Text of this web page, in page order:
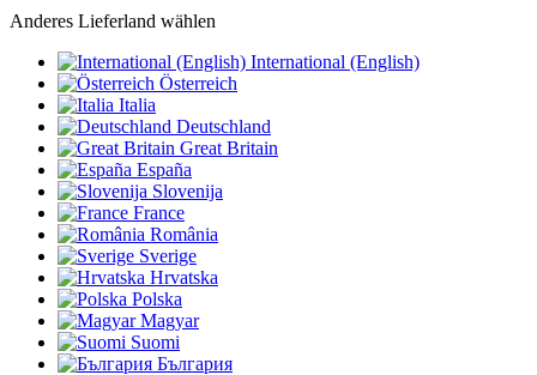
Anderes Lieferland wählen
International (English)
Österreich
Italia
Deutschland
Great Britain
España
Slovenija
France
România
Sverige
Hrvatska
Polska
Magyar
Suomi
България